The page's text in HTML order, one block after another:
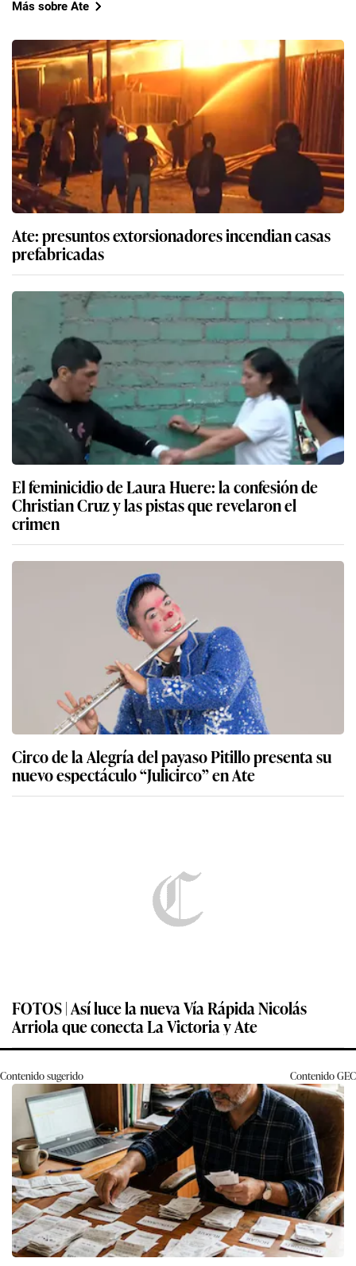
Más sobre Ate
Ate: presuntos extorsionadores incendian casas
prefabricadas
El feminicidio de Laura Huere: la confesión de
Christian Cruz y las pistas que revelaron el
crimen
Circo de la Alegría del payaso Pitillo presenta su
nuevo espectáculo “Julicirco” en Ate
FOTOS | Así luce la nueva Vía Rápida Nicolás
Arriola que conecta La Victoria y Ate
Contenido sugerido ContenidoGEC